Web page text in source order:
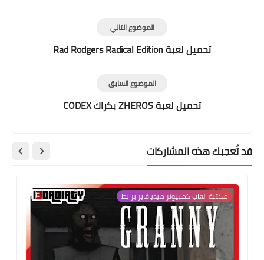
الموضوع التالي
تحميل لعبة Rad Rodgers Radical Edition
الموضوع السابق
تحميل لعبة ZHEROS بكراك CODEX
قد تُعجبك هذه المشاركات
مكتبة العاب كمبيوتر ميديافاير برابط